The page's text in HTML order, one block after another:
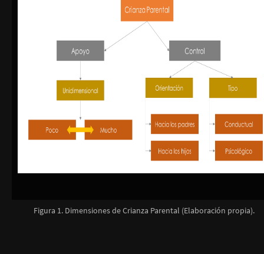
Figura 1. Dimensiones de Crianza Parental (Elaboración propia).